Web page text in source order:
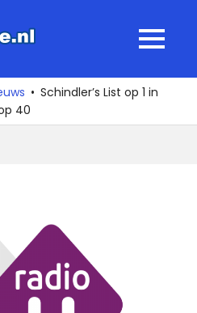
MENU
Schindler’s List op 1 in
40